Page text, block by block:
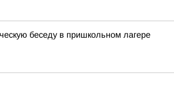
беседу в пришкольном лагере